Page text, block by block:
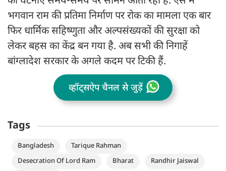
भगवान राम की प्रतिमा निर्माण पर रोक का मामला एक बार
फिर धार्मिक सहिष्णुता और अल्पसंख्यकों की सुरक्षा को
लेकर बहस का केंद्र बन गया है. अब सभी की निगाहें
बांग्लादेश सरकार के अगले कदम पर टिकी हैं.
व्हॉट्सऐप चैनल से जुड़ें
Tags
Bangladesh
Tarique Rahman
Desecration Of Lord Ram
Bharat
Randhir Jaiswal